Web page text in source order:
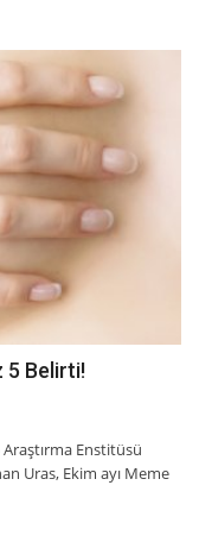
5 Belirti!
Enstitüsü
Uras, Ekim ayı Meme